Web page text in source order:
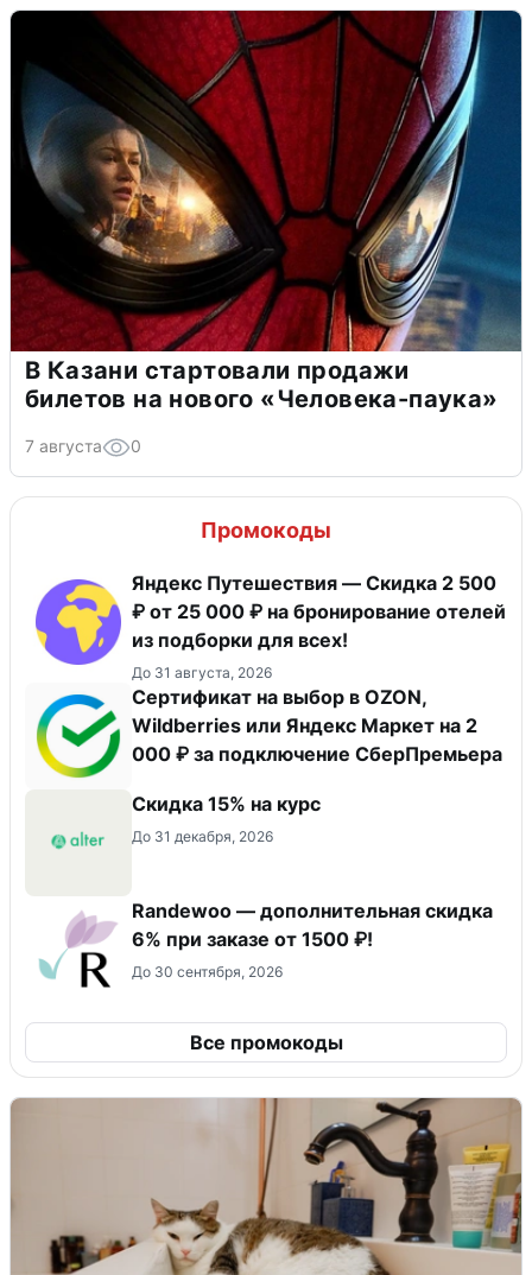
В Казани стартовали продажи
билетов на нового «Человека-паука»
7 августа 0
Промокоды
Яндекс Путешествия — Скидка 2 500
₽ от 25 000 ₽ на бронирование отелей
из подборки для всех!
До 31 августа, 2026
Сертификат на выбор в OZON,
Wildberries или Яндекс Маркет на 2
000 ₽ за подключение СберПремьера
Скидка 15% на курс
До 31 декабря, 2026
Randewoo — дополнительная скидка
6% при заказе от 1500 ₽!
До 30 сентября, 2026
Все промокоды